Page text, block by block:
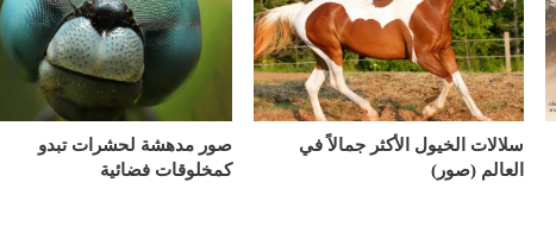
سلالات الخيول الأكثر جمالاً في
العالم (صور)
صور مدهشة لحشرات تبدو
كمخلوقات فضائية